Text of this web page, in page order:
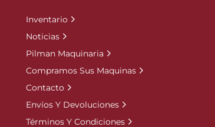
Inventario
Noticias
Pilman Maquinaria
Compramos Sus Maquinas
Contacto
Envíos Y Devoluciones
Términos Y Condiciones